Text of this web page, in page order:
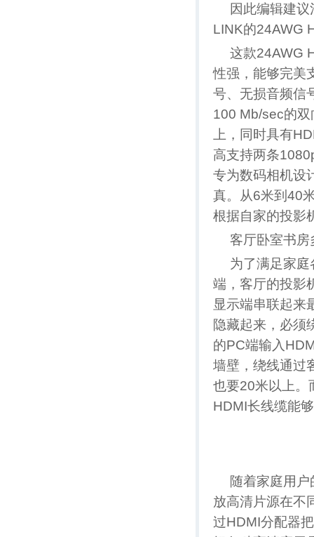
因此编辑建
LINK的24AWG
这款24AWG
性强，能够完美
号、无损音频信
100 Mb/sec的
上，同时具有
高支持两条
专为数码相机设
真。从6米到40
根据自家的投影
客厅卧室书
为了满足家
端，客厅的投影
显示端串联起来
隐藏起来，必须
的PC端输入
墙壁，绕线通过
也要20米以上。
HDMI长线缆能
随着家庭用
放高清片源在不
过HDMI分配器